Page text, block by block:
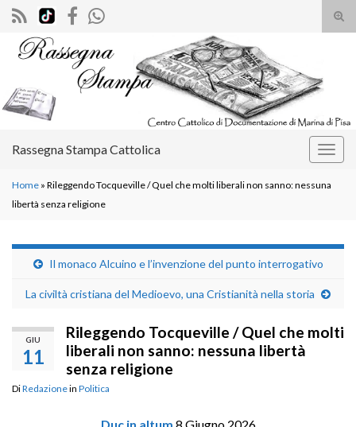
il
Search for:
Rassegna Stampa Cattolica
Home » Rileggendo Tocqueville / Quel che molti liberali non sanno: nessuna
libertà senza religione
Il monaco Alcuino e l’invenzione del punto interrogativo
La civiltà cristiana del Medioevo, una Cristianità nella storia
GIU
11
Rileggendo Tocqueville / Quel che molti
liberali non sanno: nessuna libertà
senza religione
DiRedazionein Politica